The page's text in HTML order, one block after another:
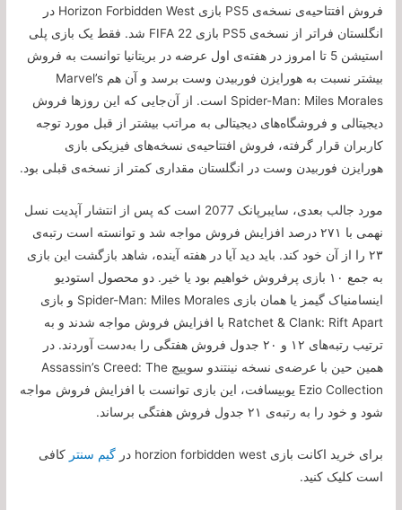
فروش افتتاحیه‌ی نسخه‌ی PS5 بازی Horizon Forbidden West در
انگلستان فراتر از نسخه‌ی PS5 بازی FIFA 22 شد. فقط یک بازی پلی
استیشن 5 تا امروز در هفته‌ی اول عرضه در بریتانیا توانست به فروش
بیشتر نسبت به هورایزن فوربیدن وست برسد و آن هم Marvel’s
Spider-Man: Miles Morales است. از آن‌جایی که این روزها فروش
دیجیتالی و فروشگاه‌های دیجیتالی به مراتب بیشتر از قبل مورد توجه
کاربران قرار گرفته، فروش افتتاحیه‌ی نسخه‌های فیزیکی بازی
هورایزن فوربیدن وست در انگلستان مقداری کمتر از نسخه‌ی قبلی بود.
مورد جالب بعدی، سایبرپانک 2077 است که پس از انتشار آپدیت نسل
نهمی با ۲۷۱ درصد افزایش فروش مواجه شد و توانسته است رتبه‌ی
۲۳ را از‌ آن خود کند. باید دید آیا در هفته آینده، شاهد بازگشت این بازی
به جمع ۱۰ بازی پرفروش خواهیم بود یا خیر. دو محصول استودیو
اینسامنیاک گیمز یا همان بازی Spider-Man: Miles Morales و بازی
Ratchet & Clank: Rift Apart با افزایش فروش مواجه شدند و به
ترتیب رتبه‌های ۱۲ و ۲۰ جدول فروش هفتگی را به‌دست آوردند. در
همین حین با عرضه‌ی نسخه نینتندو سوییچ Assassin’s Creed: The
Ezio Collection یوبیسافت، این بازی توانست با افزایش فروش مواجه
شود و خود را به رتبه‌ی ۲۱ جدول فروش هفتگی برساند.
برای خرید اکانت بازی horzion forbidden west در گیم سنتر کافی
است کلیک کنید.